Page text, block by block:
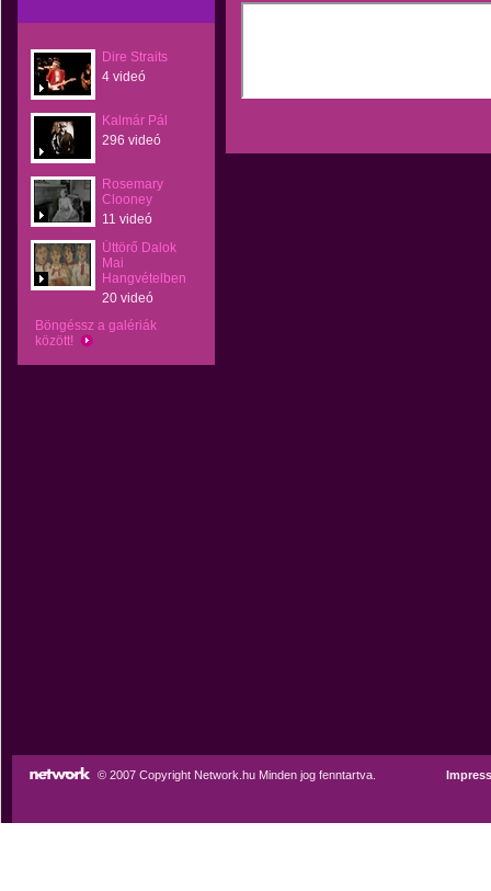
Dire Straits
4 videó
Kalmár Pál
296 videó
Rosemary
Clooney
11 videó
Úttörő Dalok
Mai
Hangvételben
20 videó
Böngéssz a galériák
között!
© 2007 Copyright Network.hu Minden jog fenntartva.